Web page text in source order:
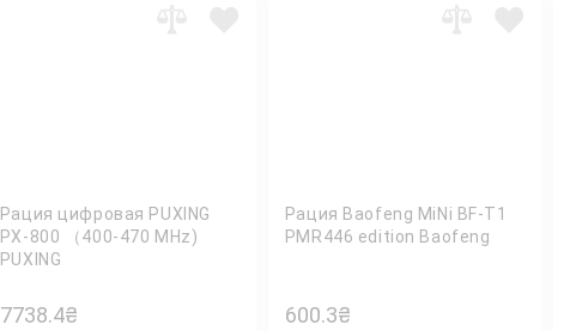
Рация цифровая PUXING
PX-800 （400-470 MHz)
PUXING
7738.4₴
Рация Baofeng MiNi BF-T1
PMR446 edition Baofeng
600.3₴